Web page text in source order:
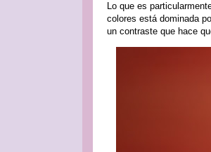
Lo que es
colores está dominada
un contraste que hace